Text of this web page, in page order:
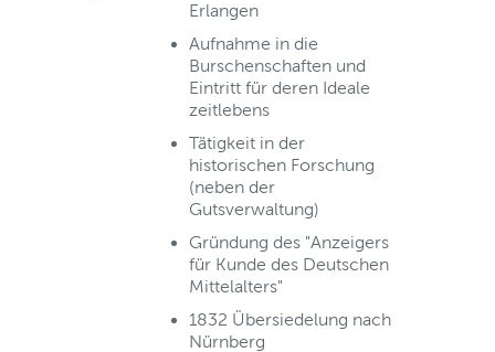
Erlangen
Aufnahme in die
Burschenschaften und
Eintritt für deren Ideale
zeitlebens
Tätigkeit in der
historischen Forschung
(neben der
Gutsverwaltung)
Gründung des "Anzeigers
für Kunde des Deutschen
Mittelalters"
1832 Übersiedelung nach
Nürnberg